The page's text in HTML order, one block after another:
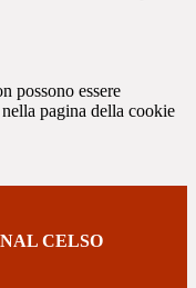
possono essere
pagina della cookie
CELSO